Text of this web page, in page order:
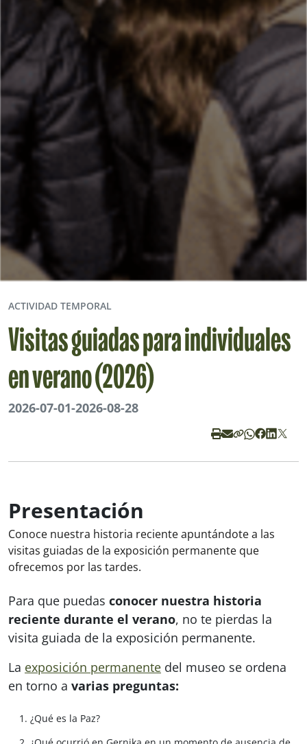
ACTIVIDAD TEMPORAL
Visitas guiadas para individuales
en verano (2026)
2026-07-01-2026-08-28
Presentación
Conoce nuestra historia reciente apuntándote a las
visitas guiadas de la exposición permanente que
ofrecemos por las tardes.
Para que puedas conocer nuestra historia
reciente durante el verano, no te pierdas la
visita guiada de la exposición permanente.
La exposición permanente del museo se ordena
en torno a varias preguntas:
¿Qué es la Paz?